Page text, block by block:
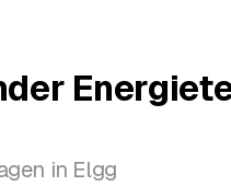
Bewertungen
in Elgg